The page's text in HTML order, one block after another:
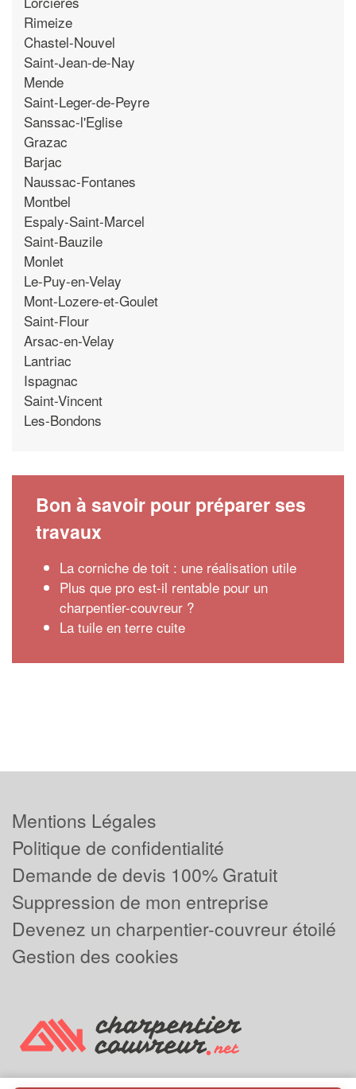
Rimeize
Chastel-Nouvel
Saint-Jean-de-Nay
Mende
Saint-Leger-de-Peyre
Sanssac-l'Eglise
Grazac
Barjac
Naussac-Fontanes
Montbel
Espaly-Saint-Marcel
Saint-Bauzile
Monlet
Le-Puy-en-Velay
Mont-Lozere-et-Goulet
Saint-Flour
Arsac-en-Velay
Lantriac
Ispagnac
Saint-Vincent
Les-Bondons
Bon à savoir pour préparer ses
travaux
La corniche de toit : une réalisation utile
Plus que pro est-il rentable pour un
charpentier-couvreur ?
La tuile en terre cuite
Mentions Légales
Politique de confidentialité
Demande de devis 100% Gratuit
Suppression de mon entreprise
Devenez un charpentier-couvreur étoilé
Gestion des cookies